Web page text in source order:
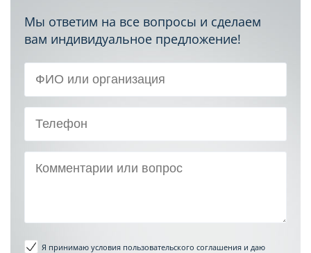
Мы ответим на все вопросы и сделаем
вам индивидуальное предложение!
Я принимаю условия пользовательского соглашения и даю